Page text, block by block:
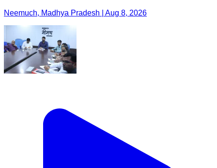
Neemuch, Madhya Pradesh | Aug 8, 2026